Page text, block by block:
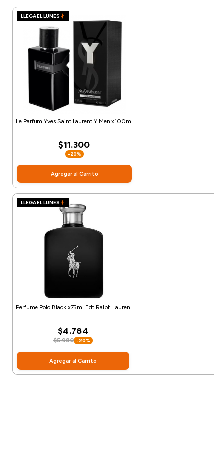
LLEGA EL LUNES
Le Parfum Yves Saint Laurent Y Men x100ml
$11.300
-20%
Agregar al Carrito
LLEGA EL LUNES
Perfume Polo Black x75ml Edt Ralph Lauren
$4.784
$5.980 -20%
Agregar al Carrito